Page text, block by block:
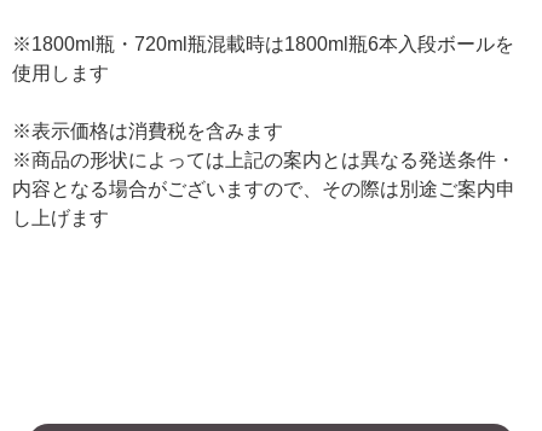
※1800ml瓶・720ml瓶混載時は1800ml瓶6本入段ボールを
使用します
※表示価格は消費税を含みます
※商品の形状によっては上記の案内とは異なる発送条件・
内容となる場合がございますので、その際は別途ご案内申
し上げます